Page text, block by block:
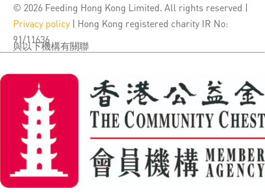
© 2026 Feeding Hong Kong Limited. All rights reserved |
Privacy policy | Hong Kong registered charity IR No:
91/11636
與以下機構有關聯